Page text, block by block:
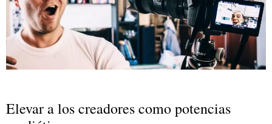
Elevar a los creadores como potencias